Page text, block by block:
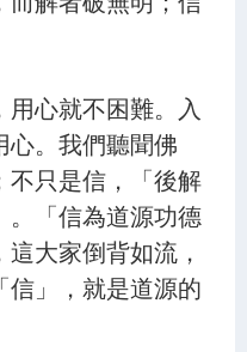
集
集
集
集
集
集
心就不困難。入
心。我們聽聞佛
不只是信，「後解
。「信為道源功德
大家倒背如流，
信」，就是道源的